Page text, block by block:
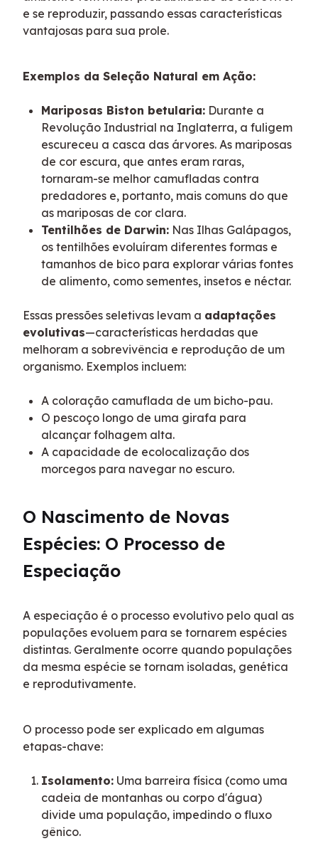
e se reproduzir, passando essas características
vantajosas para sua prole.
Exemplos da Seleção Natural em Ação:
Mariposas Biston betularia: Durante a
Revolução Industrial na Inglaterra, a fuligem
escureceu a casca das árvores. As mariposas
de cor escura, que antes eram raras,
tornaram-se melhor camufladas contra
predadores e, portanto, mais comuns do que
as mariposas de cor clara.
Tentilhões de Darwin: Nas Ilhas Galápagos,
os tentilhões evoluíram diferentes formas e
tamanhos de bico para explorar várias fontes
de alimento, como sementes, insetos e néctar.
Essas pressões seletivas levam a adaptações
evolutivas—características herdadas que
melhoram a sobrevivência e reprodução de um
organismo. Exemplos incluem:
A coloração camuflada de um bicho-pau.
O pescoço longo de uma girafa para
alcançar folhagem alta.
A capacidade de ecolocalização dos
morcegos para navegar no escuro.
O Nascimento de Novas
Espécies: O Processo de
Especiação
A especiação é o processo evolutivo pelo qual as
populações evoluem para se tornarem espécies
distintas. Geralmente ocorre quando populações
da mesma espécie se tornam isoladas, genética
e reprodutivamente.
O processo pode ser explicado em algumas
etapas-chave:
Isolamento: Uma barreira física (como uma
cadeia de montanhas ou corpo d'água)
divide uma população, impedindo o fluxo
gênico.